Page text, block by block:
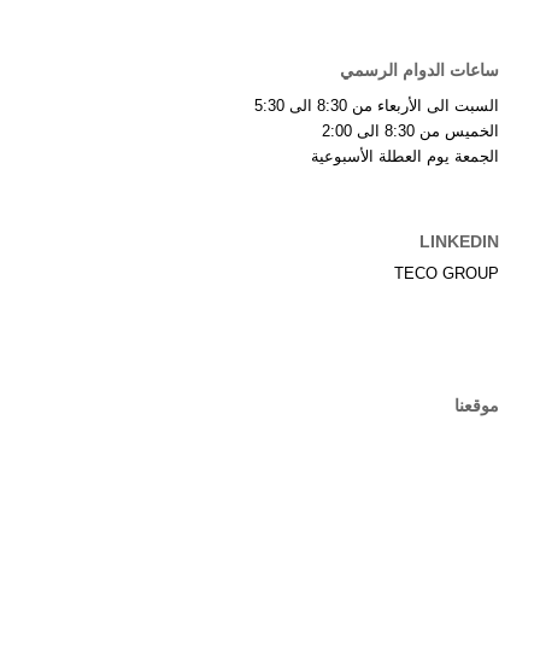
ساعات الدوام الرسمي
السبت الى الأربعاء من 8:30 الى 5:30
الخميس من 8:30 الى 2:00
الجمعة يوم العطلة الأسبوعية
LINKEDIN
TECO GROUP
موقعنا